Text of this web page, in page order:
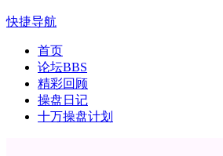
快捷导航
首页
论坛BBS
精彩回顾
操盘日记
十万操盘计划